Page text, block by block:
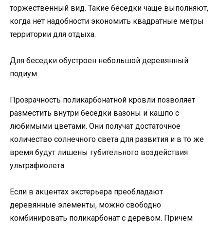
торжественный вид. Такие беседки чаще выполняют,
когда нет надобности экономить квадратные метры
территории для отдыха.
Для беседки обустроен небольшой деревянный
подиум.
Прозрачность поликарбонатной кровли позволяет
разместить внутри беседки вазоны и кашпо с
любимыми цветами. Они получат достаточное
количество солнечного света для развития и в то же
время будут лишены губительного воздействия
ультрафиолета.
Если в акцентах экстерьера преобладают
деревянные элементы, можно свободно
комбинировать поликарбонат с деревом. Причем